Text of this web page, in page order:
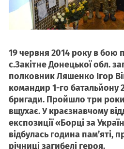
19 червня 2014 року в бою
с.Закітне Донецької обл.
полковник Ляшенко Ігор
командир 1-го батальйону
бригади. Пройшло три
вщухає. У краєзнавчому
експозиції «Борці за
відбулась година пам’яті,
річниці загибелі героя.